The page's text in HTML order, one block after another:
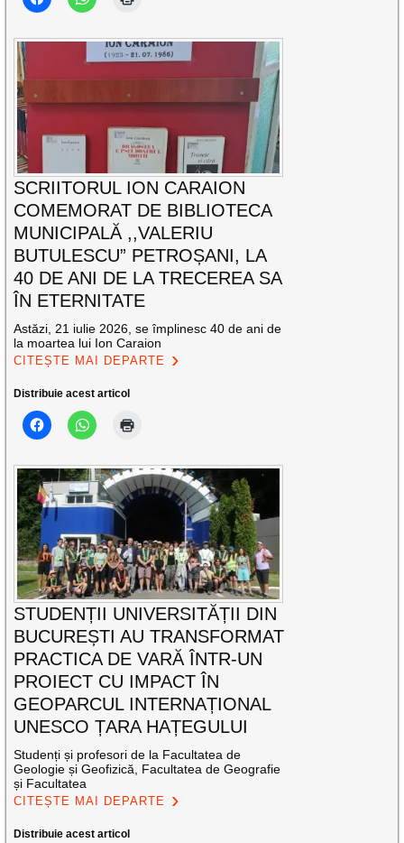
SCRIITORUL ION CARAION
COMEMORAT DE BIBLIOTECA
MUNICIPALĂ ,,VALERIU
BUTULESCU” PETROȘANI, LA
40 DE ANI DE LA TRECEREA SA
ÎN ETERNITATE
Astăzi, 21 iulie 2026, se împlinesc 40 de ani de
la moartea lui Ion Caraion
CITEȘTE MAI DEPARTE
Distribuie acest articol
STUDENȚII UNIVERSITĂȚII DIN
BUCUREȘTI AU TRANSFORMAT
PRACTICA DE VARĂ ÎNTR-UN
PROIECT CU IMPACT ÎN
GEOPARCUL INTERNAȚIONAL
UNESCO ȚARA HAȚEGULUI
Studenți și profesori de la Facultatea de
Geologie și Geofizică, Facultatea de Geografie
și Facultatea
CITEȘTE MAI DEPARTE
Distribuie acest articol